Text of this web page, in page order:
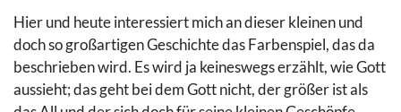
Hier und heute interessiert mich an dieser kleinen und
doch so großartigen Geschichte das Farbenspiel, das da
beschrieben wird. Es wird ja keineswegs erzählt, wie Gott
aussieht; das geht bei dem Gott nicht, der größer ist als